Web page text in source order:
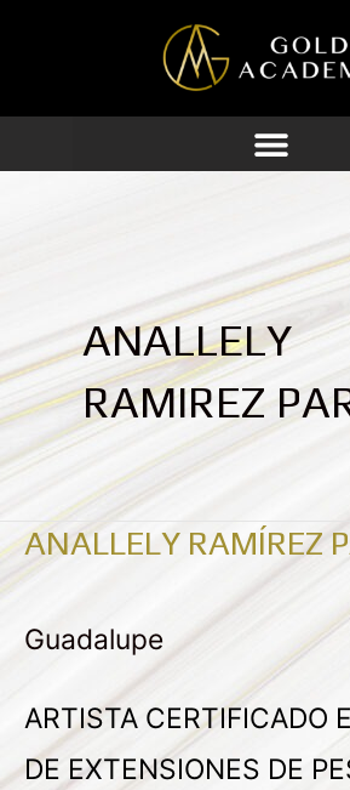
contenido
ANALLELY
RAMIREZ
ANALLELY RAMÍREZ
Guadalupe
ARTISTA CERTIFICADO
DE EXTENSIONES DE
ANALLELY
PARRA